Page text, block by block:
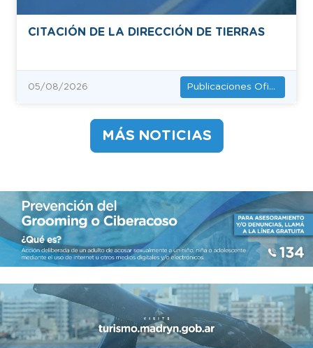
CITACIÓN DE LA DIRECCIÓN DE TIERRAS
05/08/2026 Publicaciones Oficiales
MÁS NOTICIAS